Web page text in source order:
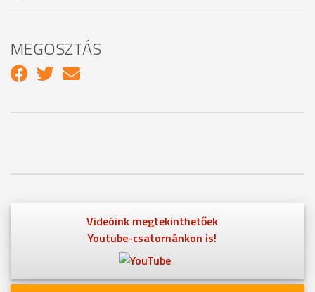
MEGOSZTÁS
Videóink megtekinthetőek
Youtube-csatornánkon is!